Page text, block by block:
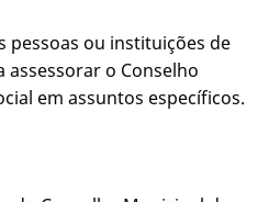
pessoas ou instituições de
assessorar o Conselho
em assuntos específicos.